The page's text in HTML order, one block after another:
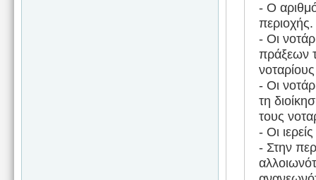
- Ο
περιοχής.
- Οι
πράξεων
- Οι
τη
τους
- Οι
- Στην